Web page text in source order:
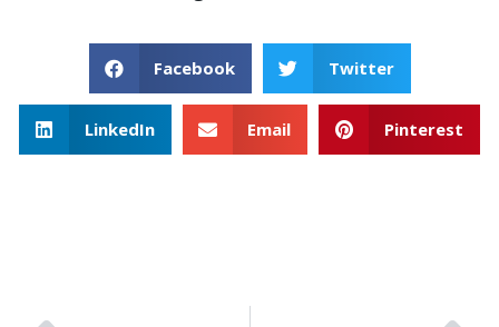
Facebook Twitter
LinkedIn Email Pinterest